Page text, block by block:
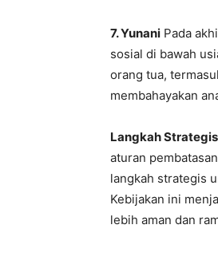
7. Yunani Pada
sosial di bawah
orang tua,
membahayakan
Langkah
aturan
langkah strategis
Kebijakan ini
lebih aman dan